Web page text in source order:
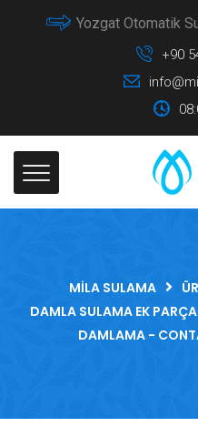
Yozgat Otomatik
+90
MILA SULAMA
DAMLA SULAMA EK
DAMLAMA -